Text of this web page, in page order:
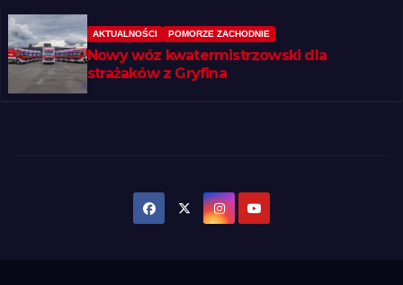
AKTUALNOŚCI POMORZE ZACHODNIE
Nowy wóz kwatermistrzowski dla
strażaków z Gryfina